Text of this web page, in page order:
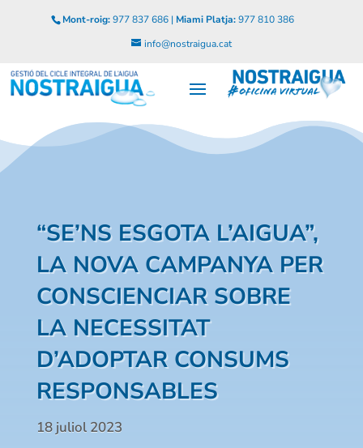
Mont-roig:977 837 686 | Miami Platja:977 810 386
info@nostraigua.cat
“SE’NS ESGOTA L’AIGUA”,
LA NOVA CAMPANYA PER
CONSCIENCIAR SOBRE
LA NECESSITAT
D’ADOPTAR CONSUMS
RESPONSABLES
18 juliol 2023